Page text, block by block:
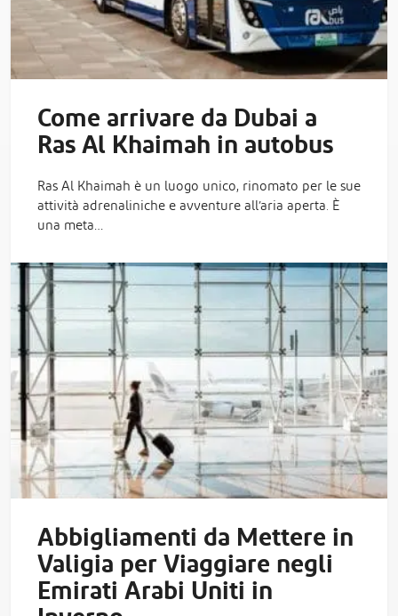
Come arrivare da Dubai a
Ras Al Khaimah in autobus
Ras Al Khaimah è un luogo unico, rinomato per le sue
attività adrenaliniche e avventure all’aria aperta. È
una meta…
Abbigliamenti da Mettere in
Valigia per Viaggiare negli
Emirati Arabi Uniti in